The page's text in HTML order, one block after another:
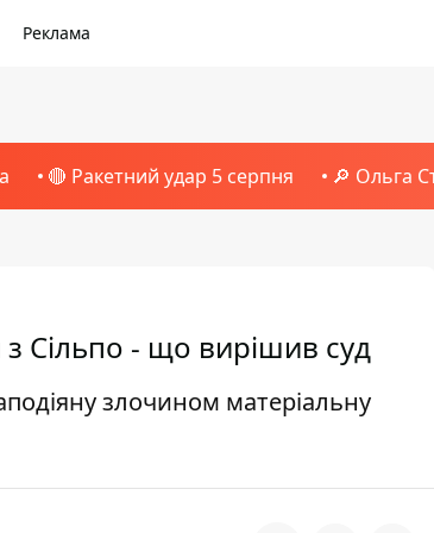
Реклама
🔴 Ракетний удар 5 серпня 🔎 Ольга
Сільпо - що вирішив суд
злочином матеріальну